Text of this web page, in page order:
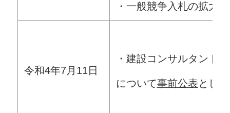
・一般競争入札の拡大
令和4年7月11日
・建設コンサルタント
について事前公表とし